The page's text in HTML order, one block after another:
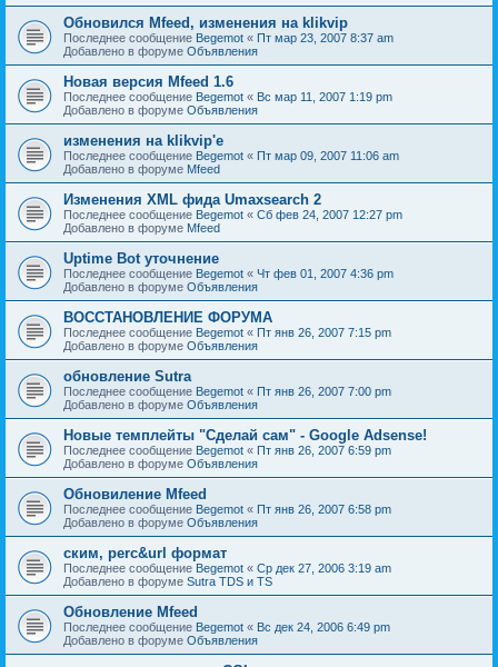
Обновился Mfeed, изменения на klikvip
Последнее сообщение Begemot « Пт мар 23, 2007 8:37 am
Добавлено в форуме Объявления
Новая версия Mfeed 1.6
Последнее сообщение Begemot « Вс мар 11, 2007 1:19 pm
Добавлено в форуме Объявления
изменения на klikvip'е
Последнее сообщение Begemot « Пт мар 09, 2007 11:06 am
Добавлено в форуме Mfeed
Изменения XML фида Umaxsearch 2
Последнее сообщение Begemot « Сб фев 24, 2007 12:27 pm
Добавлено в форуме Mfeed
Uptime Bot уточнение
Последнее сообщение Begemot « Чт фев 01, 2007 4:36 pm
Добавлено в форуме Объявления
ВОССТАНОВЛЕНИЕ ФОРУМА
Последнее сообщение Begemot « Пт янв 26, 2007 7:15 pm
Добавлено в форуме Объявления
обновление Sutra
Последнее сообщение Begemot « Пт янв 26, 2007 7:00 pm
Добавлено в форуме Объявления
Новые темплейты "Cделай сам" - Google Adsense!
Последнее сообщение Begemot « Пт янв 26, 2007 6:59 pm
Добавлено в форуме Объявления
Обновиление Mfeed
Последнее сообщение Begemot « Пт янв 26, 2007 6:58 pm
Добавлено в форуме Объявления
ским, perc&url формат
Последнее сообщение Begemot « Ср дек 27, 2006 3:19 am
Добавлено в форуме Sutra TDS и TS
Обновление Mfeed
Последнее сообщение Begemot « Вс дек 24, 2006 6:49 pm
Добавлено в форуме Объявления